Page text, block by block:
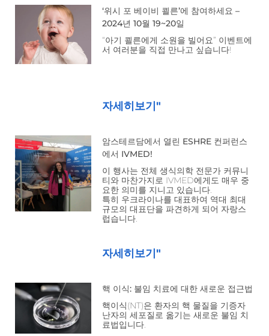
‘위시 포 베이비 쾰른’에 참여하세요 –
2024년 10월 19~20일
“아기 쾰른에게 소원을 빌어요” 이벤트에
서 여러분을 직접 만나고 싶습니다!
자세히보기"
암스테르담에서 열린 ESHRE 컨퍼런스
에서 IVMED!
이 행사는 전체 생식의학 전문가 커뮤니
티와 마찬가지로 IVMED에게도 매우 중
요한 의미를 지니고 있습니다.
특히 우크라이나를 대표하여 역대 최대
규모의 대표단을 파견하게 되어 자랑스
럽습니다.
자세히보기"
핵 이식: 불임 치료에 대한 새로운 접근법
핵이식(NT)은 환자의 핵 물질을 기증자
난자의 세포질로 옮기는 새로운 불임 치
료법입니다.